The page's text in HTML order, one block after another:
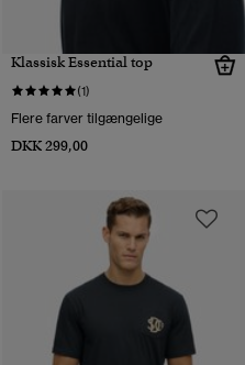
Klassisk Essential top
(1)
Flere farver tilgængelige
DKK 299,00